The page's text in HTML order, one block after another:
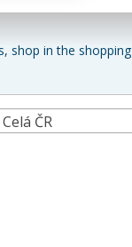
shop in the shopping
Celá ČR